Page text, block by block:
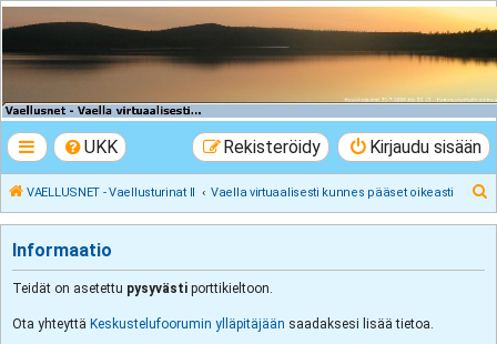
VAELLUSNET -
Vaellusturinat II
UKK Kirjaudu sisään
Rekisteröidy
VAELLUSNET - Vaellusturinat II Vaella virtuaalisesti kunnes pääset oikeasti
Informaatio
Teidät on asetettu pysyvästi porttikieltoon.
Ota yhteyttä Keskustelufoorumin ylläpitäjään saadaksesi lisää tietoa.